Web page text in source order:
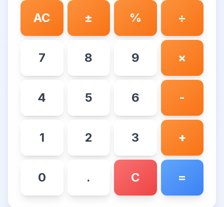
AC ± % ÷
7 8 9 ×
4 5 6 -
1 2 3 +
0 . C =